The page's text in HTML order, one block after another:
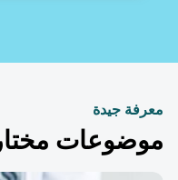
جيدة
مختارة